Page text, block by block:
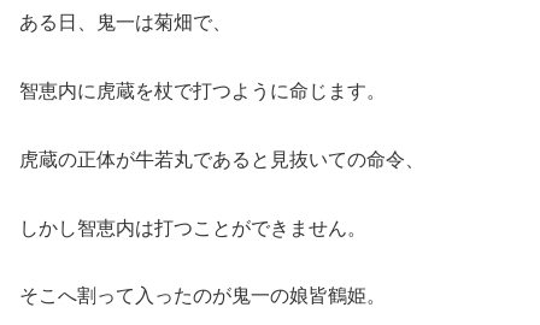
ある日、鬼一は菊畑で、
智恵内に虎蔵を杖で打つように命じます。
虎蔵の正体が牛若丸であると見抜いての命令、
しかし智恵内は打つことができません。
そこへ割って入ったのが鬼一の娘皆鶴姫。